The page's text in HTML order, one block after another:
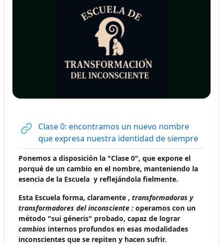
Clase 0: encontramos un nuevo nombre
que expresa nuestra identidad de siempreURL
Ponemos a disposición la "Clase 0", que expone el
porqué de un cambio en el nombre, manteniendo la
esencia de la Escuela y reflejándola fielmente.
Esta Escuela forma, claramente , transformadoras y
transformadores del inconsciente : operamos con un
método "sui géneris" probado, capaz de lograr
cambios internos profundos en esas modalidades
inconscientes que se repiten y hacen sufrir.